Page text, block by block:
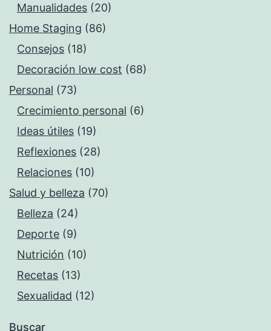
Manualidades (20)
Home Staging (86)
Consejos (18)
Decoración low cost (68)
Personal (73)
Crecimiento personal (6)
Ideas útiles (19)
Reflexiones (28)
Relaciones (10)
Salud y belleza (70)
Belleza (24)
Deporte (9)
Nutrición (10)
Recetas (13)
Sexualidad (12)
Buscar